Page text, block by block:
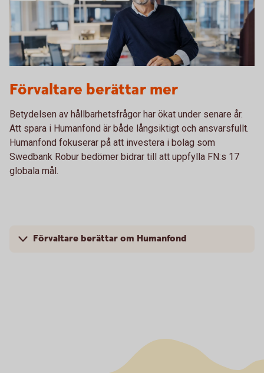
Förvaltare berättar mer
Betydelsen av hållbarhetsfrågor har ökat under senare år.
Att spara i Humanfond är både långsiktigt och ansvarsfullt.
Humanfond fokuserar på att investera i bolag som
Swedbank Robur bedömer bidrar till att uppfylla FN:s 17
globala mål.
Förvaltare berättar om Humanfond